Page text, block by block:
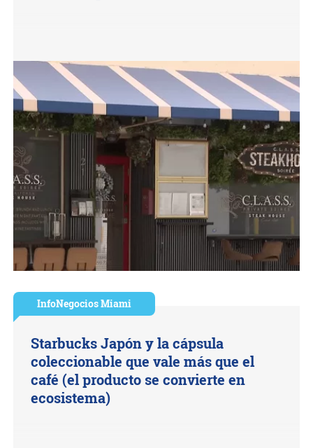
InfoNegocios Miami
Starbucks Japón y la cápsula
coleccionable que vale más que el
café (el producto se convierte en
ecosistema)